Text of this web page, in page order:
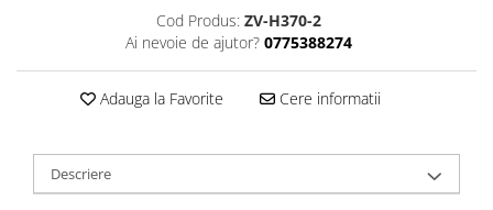
Cod Produs: ZV-H370-2
Ai nevoie de ajutor? 0775388274
Adauga la Favorite Cere informatii
Descriere